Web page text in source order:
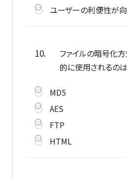
ユーザーの利便性が
10.
ファイルの暗号化
的に使用されるの
MD5
AES
FTP
HTML